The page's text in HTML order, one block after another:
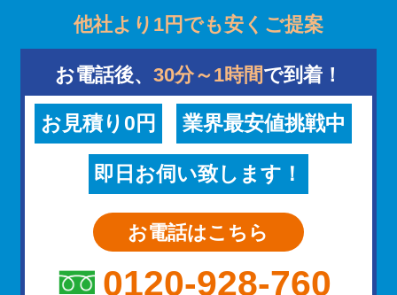
他社より1円でも安くご提案
お電話後、 30分～1時間で到着！
お見積り0円 業界最安値挑戦中
即日お伺い致します！
お電話はこちら
0120-928-760